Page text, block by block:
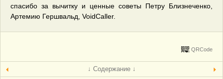
спасибо за вычитку и ценные советы Петру Близнеченко,
Артемию Гершвальд, VoidCaller.
QRCode
↓ Содержание ↓